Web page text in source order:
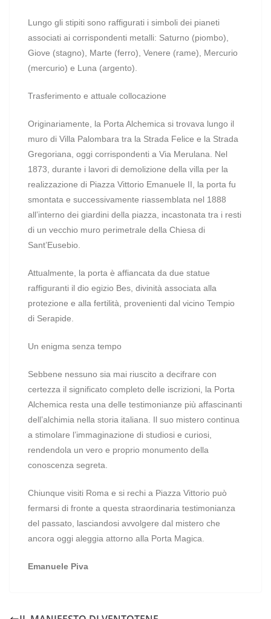
Lungo gli stipiti sono raffigurati i simboli dei pianeti
associati ai corrispondenti metalli: Saturno (piombo),
Giove (stagno), Marte (ferro), Venere (rame), Mercurio
(mercurio) e Luna (argento).
Trasferimento e attuale collocazione
Originariamente, la Porta Alchemica si trovava lungo il
muro di Villa Palombara tra la Strada Felice e la Strada
Gregoriana, oggi corrispondenti a Via Merulana. Nel
1873, durante i lavori di demolizione della villa per la
realizzazione di Piazza Vittorio Emanuele II, la porta fu
smontata e successivamente riassemblata nel 1888
all’interno dei giardini della piazza, incastonata tra i resti
di un vecchio muro perimetrale della Chiesa di
Sant’Eusebio.
Attualmente, la porta è affiancata da due statue
raffiguranti il dio egizio Bes, divinità associata alla
protezione e alla fertilità, provenienti dal vicino Tempio
di Serapide.
Un enigma senza tempo
Sebbene nessuno sia mai riuscito a decifrare con
certezza il significato completo delle iscrizioni, la Porta
Alchemica resta una delle testimonianze più affascinanti
dell’alchimia nella storia italiana. Il suo mistero continua
a stimolare l’immaginazione di studiosi e curiosi,
rendendola un vero e proprio monumento della
conoscenza segreta.
Chiunque visiti Roma e si rechi a Piazza Vittorio può
fermarsi di fronte a questa straordinaria testimonianza
del passato, lasciandosi avvolgere dal mistero che
ancora oggi aleggia attorno alla Porta Magica.
Emanuele Piva